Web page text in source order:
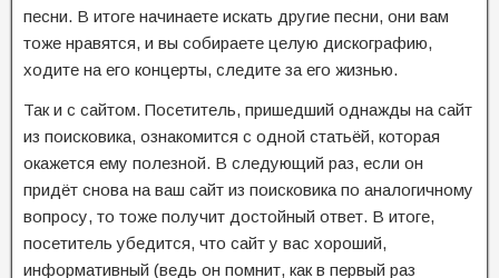
песни. В итоге начинаете искать другие песни, они вам
тоже нравятся, и вы собираете целую дискографию,
ходите на его концерты, следите за его жизнью.
Так и с сайтом. Посетитель, пришедший однажды на сайт
из поисковика, ознакомится с одной статьёй, которая
окажется ему полезной. В следующий раз, если он
придёт снова на ваш сайт из поисковика по аналогичному
вопросу, то тоже получит достойный ответ. В итоге,
посетитель убедится, что сайт у вас хороший,
информативный (ведь он помнит, как в первый раз